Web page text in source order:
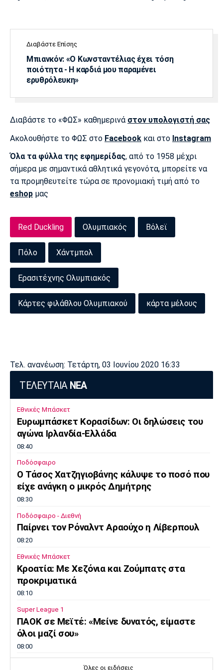
Διαβάστε Επίσης
Μπιανκόν: «Ο Κωνσταντέλιας έχει τόση
ποιότητα - Η καρδιά μου παραμένει
ερυθρόλευκη»
Διαβάστε το «ΦΩΣ» καθημερινά στον υπολογιστή σας
Ακολουθήστε το ΦΩΣ στο Facebook και στο Instagram
Όλα τα φύλλα της εφημερίδας, από το 1958 μέχρι
σήμερα με σημαντικά αθλητικά γεγονότα, μπορείτε να
τα προμηθευτείτε τώρα σε προνομιακή τιμή από το
eshop μας
Red Duckling Ολυμπιακός Βόλεϊ
Πόλο Χάντμπολ
Ερασιτέχνης Ολυμπιακός
Κάρτες φιλάθλου Ολυμπιακού κάρτα μέλους
Τελ. ανανέωση: Τετάρτη, 03 Ιουνίου 2020 16:33
ΤΕΛΕΥΤΑΙΑ ΝΕΑ
Εθνικές Μπάσκετ
Ευρωμπάσκετ Κορασίδων: Οι δηλώσεις του
αγώνα Ιρλανδία-Ελλάδα
08:40
Ποδόσφαιρο
Ο Τάσος Χατζηγιοβάνης κάλυψε το ποσό που
είχε ανάγκη ο μικρός Δημήτρης
08:30
Ποδόσφαιρο - Διεθνή
Παίρνει τον Ρόναλντ Αραούχο η Λίβερπουλ
08:20
Εθνικές Μπάσκετ
Κροατία: Με Χεζόνια και Ζούμπατς στα
προκριματικά
08:10
Super League 1
ΠΑΟΚ σε Μεϊτέ: «Μείνε δυνατός, είμαστε
όλοι μαζί σου»
08:00
Όλες οι ειδήσεις